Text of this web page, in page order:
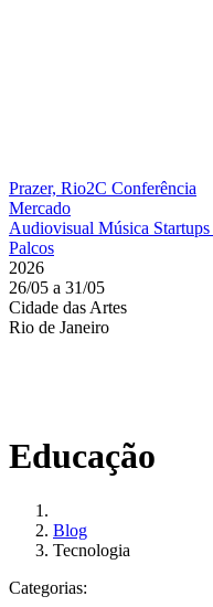
Prazer, Rio2C Conferência
Mercado
Audiovisual Música Startups
Palcos
2026
26/05 a 31/05
Cidade das Artes
Rio de Janeiro
Educação
Blog
Tecnologia
Categorias: